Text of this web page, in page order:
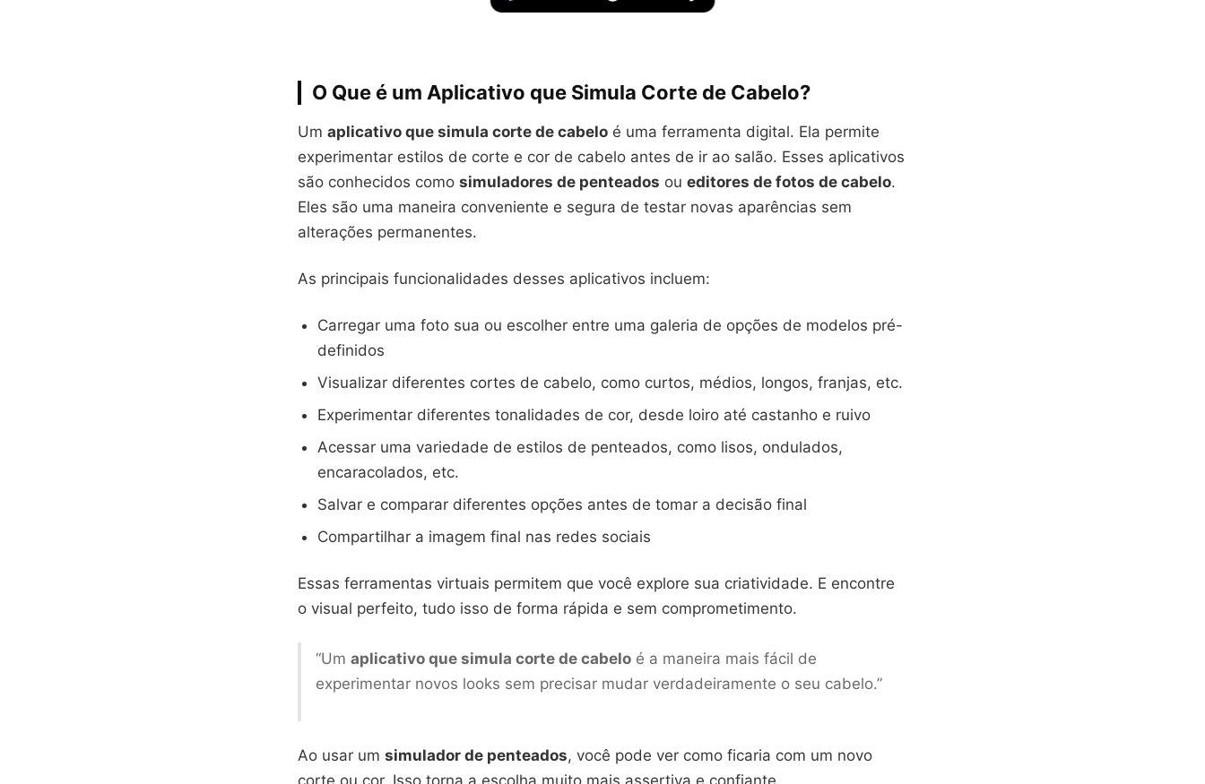
O Que é um Aplicativo que Simula Corte de Cabelo?
Um aplicativo que simula corte de cabelo é uma ferramenta digital. Ela permite
experimentar estilos de corte e cor de cabelo antes de ir ao salão. Esses aplicativos
são conhecidos como simuladores de penteados ou editores de fotos de cabelo.
Eles são uma maneira conveniente e segura de testar novas aparências sem
alterações permanentes.
As principais funcionalidades desses aplicativos incluem:
Carregar uma foto sua ou escolher entre uma galeria de opções de modelos pré-
definidos
Visualizar diferentes cortes de cabelo, como curtos, médios, longos, franjas, etc.
Experimentar diferentes tonalidades de cor, desde loiro até castanho e ruivo
Acessar uma variedade de estilos de penteados, como lisos, ondulados,
encaracolados, etc.
Salvar e comparar diferentes opções antes de tomar a decisão final
Compartilhar a imagem final nas redes sociais
Essas ferramentas virtuais permitem que você explore sua criatividade. E encontre
o visual perfeito, tudo isso de forma rápida e sem comprometimento.
“Um aplicativo que simula corte de cabelo é a maneira mais fácil de
experimentar novos looks sem precisar mudar verdadeiramente o seu cabelo.”
Ao usar um simulador de penteados, você pode ver como ficaria com um novo
corte ou cor. Isso torna a escolha muito mais assertiva e confiante.